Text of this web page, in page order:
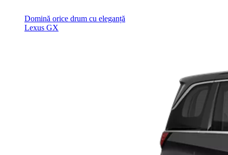
Domină orice drum cu eleganță
Lexus GX